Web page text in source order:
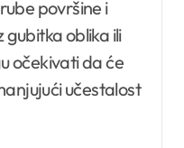
površine i
oblika ili
očekivati da će
učestalost